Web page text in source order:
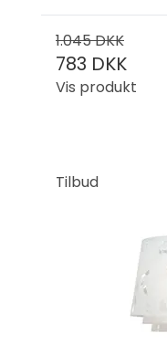
1.045 DKK
783 DKK
Vis produkt
Tilbud